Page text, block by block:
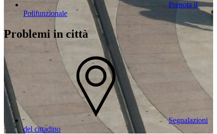
Prenota il
Polifunzionale
Problemi in città
Segnalazioni
del cittadino